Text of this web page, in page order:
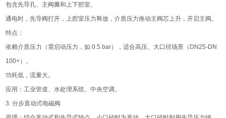
包含先导孔、主阀瓣和上下腔室。
通电时，先导阀打开，上腔室压力释放，介质压力推动主阀芯上升，开启主阀。
特点：
依赖介质压力（需启动压力，如 0.5 bar），适合高压、大口径场景（DN25-DN
100+）。
功耗低，流量大。
应用：工业管道、水处理系统、中央空调。
3. 分步直动式电磁阀